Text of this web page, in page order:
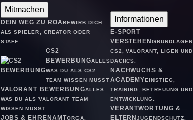
Mitmachen
DEIN WEG ZU ROABEWIRB DICH
ALS SPIELER, CREATOR ODER
STAFF.
CS2
BEWERBUNGALLES
WAS DU ALS CS2
TEAM WISSEN MUSST
VALORANT BEWERBUNGALLES
WAS DU ALS VALORANT TEAM
WISSEN MUSST
JOBS & EHRENAMTORGA,
Informationen
E-SPORT
VERSTEHENGRUNDLAGEN,
CS2, VALORANT, LIGEN UND
DACHCS.
NACHWUCHS &
ACADEMYEINSTIEG,
TRAINING, BETREUUNG UND
ENTWICKLUNG.
VERANTWORTUNG &
ELTERNJUGENDSCHUTZ,